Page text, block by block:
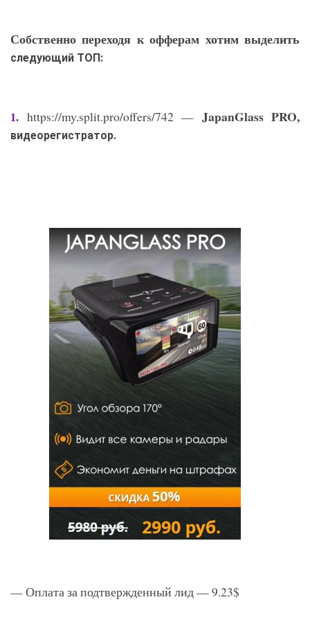
Собственно переходя к офферам хотим выделить
следующий ТОП:
1. https://my.split.pro/offers/742 — JapanGlass PRO,
видеорегистратор.
— Оплата за подтвержденный лид — 9.23$